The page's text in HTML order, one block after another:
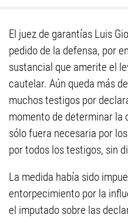
El juez de garantías Luis
pedido de la defensa, por
sustancial que amerite el
cautelar. Aún queda más
muchos testigos por
momento de determinar la
sólo fuera necesaria por
por todos los testigos, sin
La medida había sido
entorpecimiento por la
el imputado sobre las